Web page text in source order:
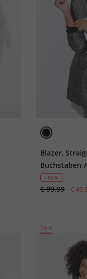
Blazer,
- 50%
€ 99,99 €
Sale